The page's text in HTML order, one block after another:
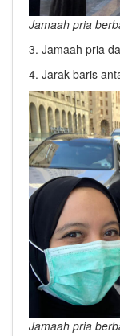
Jamaah pria
3. Jamaah pria
4. Jarak baris
Jamaah pria